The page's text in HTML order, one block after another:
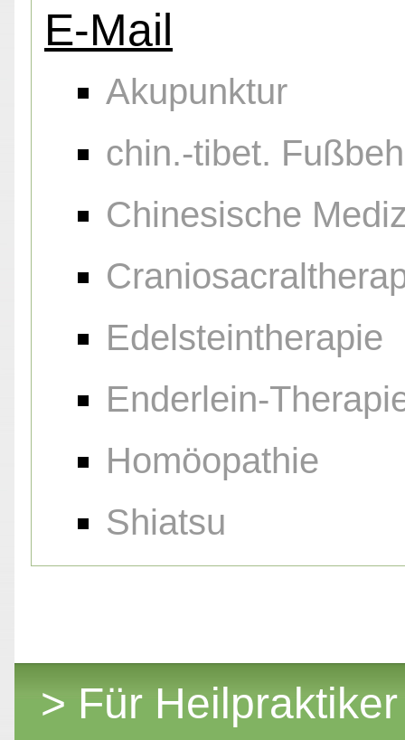
E-Mail
Akupunktur
chin.-tibet.
Chinesische
Edelsteintherapie
Enderlein-
Homöopathie
Shiatsu
> Für